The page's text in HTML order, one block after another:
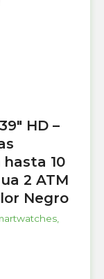
HD –
10
2 ATM
Negro